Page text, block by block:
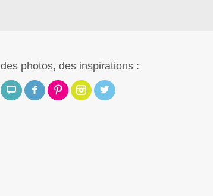
des photos, des inspirations :